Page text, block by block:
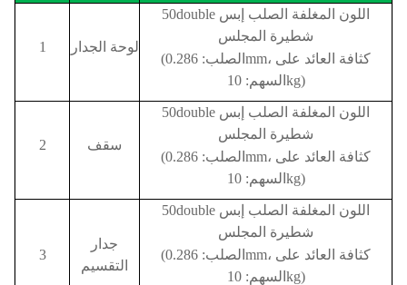
1 لوحة الجدار
50double اللون المغلفة الصلب إبس
شطيرة المجلس
(الصلب: 0.286mm، كثافة العائد على
السهم: 10kg)
2 سقف
50double اللون المغلفة الصلب إبس
شطيرة المجلس
(الصلب: 0.286mm، كثافة العائد على
السهم: 10kg)
3
جدار
التقسيم
50double اللون المغلفة الصلب إبس
شطيرة المجلس
(الصلب: 0.286mm، كثافة العائد على
السهم: 10kg)